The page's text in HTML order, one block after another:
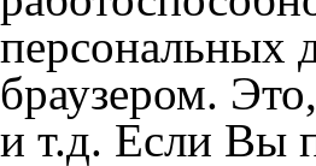
браузером.
и т.д. Если Вы
согласие на